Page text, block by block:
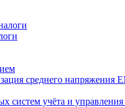
среднего напряжения
учёта и управления